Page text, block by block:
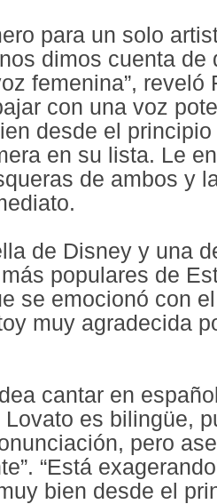
para un solo
dimos cuenta de
femenina”, reveló
con una voz
desde el
en su lista. Le
de ambos y
de Disney y una
populares de
se emocionó con
muy agradecida
cantar en
es bilingüe,
pero
“Está
bien desde el